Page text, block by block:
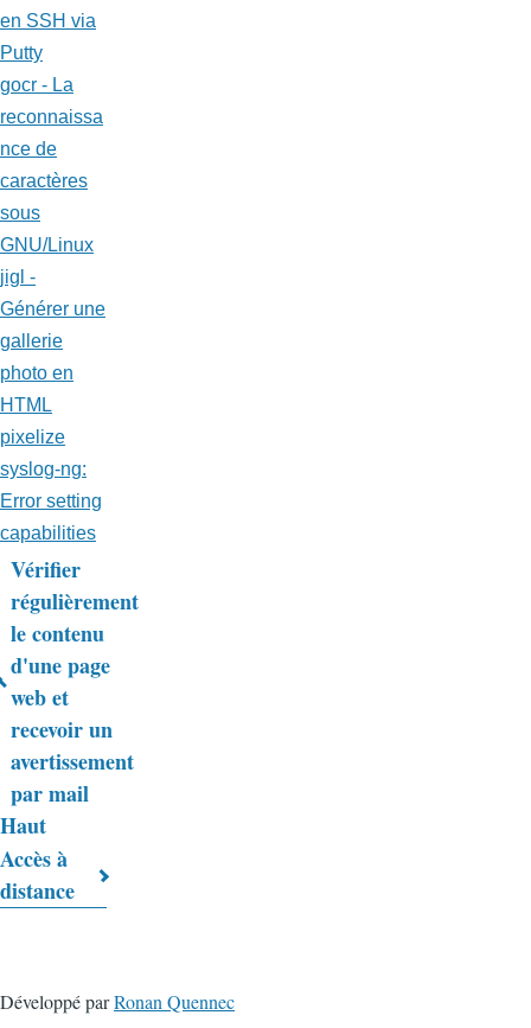
en SSH via
Putty
gocr - La
reconnaissa
nce de
caractères
sous
GNU/Linux
jigl -
Générer une
gallerie
photo en
HTML
pixelize
syslog-ng:
Error setting
capabilities
Liens
transversaux
de
livre
pour
Trucs
&
Astuces
Vérifier
régulièrement
le contenu
d'une page
web et
recevoir un
avertissement
par mail
Haut
Accès à
distance
Développé parRonan Quennec